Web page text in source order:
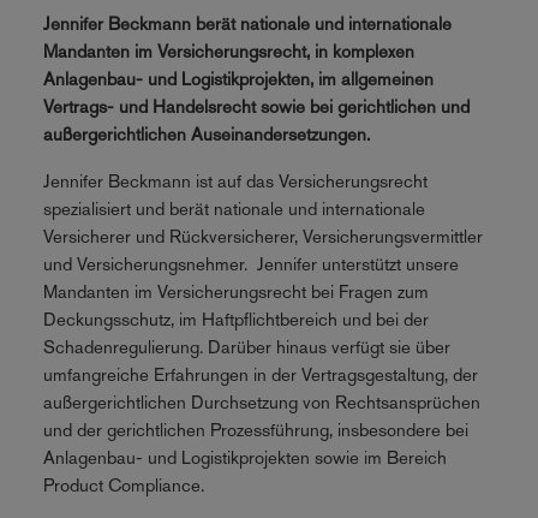
Jennifer Beckmann berät nationale und internationale
Mandanten im Versicherungsrecht, in komplexen
Anlagenbau- und Logistikprojekten, im allgemeinen
Vertrags- und Handelsrecht sowie bei gerichtlichen und
außergerichtlichen Auseinandersetzungen.
Jennifer Beckmann ist auf das Versicherungsrecht
spezialisiert und berät nationale und internationale
Versicherer und Rückversicherer, Versicherungsvermittler
und Versicherungsnehmer. Jennifer unterstützt unsere
Mandanten im Versicherungsrecht bei Fragen zum
Deckungsschutz, im Haftpflichtbereich und bei der
Schadenregulierung. Darüber hinaus verfügt sie über
umfangreiche Erfahrungen in der Vertragsgestaltung, der
außergerichtlichen Durchsetzung von Rechtsansprüchen
und der gerichtlichen Prozessführung, insbesondere bei
Anlagenbau- und Logistikprojekten sowie im Bereich
Product Compliance.